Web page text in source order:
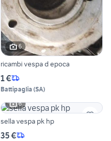
6
ricambi vespa d epoca
1 €
Battipaglia (SA)
6
sella vespa pk hp
35 €